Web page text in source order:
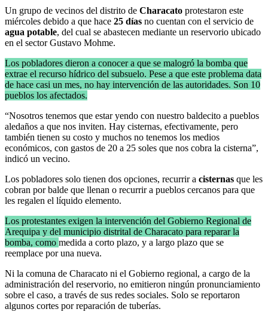
Un grupo de vecinos del distrito de Characato protestaron este
miércoles debido a que hace 25 días no cuentan con el servicio de
agua potable, del cual se abastecen mediante un reservorio ubicado
en el sector Gustavo Mohme.
Los pobladores dieron a conocer a que se malogró la bomba que
extrae el recurso hídrico del subsuelo. Pese a que este problema data
de hace casi un mes, no hay intervención de las autoridades. Son 10
pueblos los afectados.
“Nosotros tenemos que estar yendo con nuestro baldecito a pueblos
aledaños a que nos inviten. Hay cisternas, efectivamente, pero
también tienen su costo y muchos no tenemos los medios
económicos, con gastos de 20 a 25 soles que nos cobra la cisterna”,
indicó un vecino.
Los pobladores solo tienen dos opciones, recurrir a cisternas que les
cobran por balde que llenan o recurrir a pueblos cercanos para que
les regalen el líquido elemento.
Los protestantes exigen la intervención del Gobierno Regional de
Arequipa y del municipio distrital de Characato para reparar la
bomba, como medida a corto plazo, y a largo plazo que se
reemplace por una nueva.
Ni la comuna de Characato ni el Gobierno regional, a cargo de la
administración del reservorio, no emitieron ningún pronunciamiento
sobre el caso, a través de sus redes sociales. Solo se reportaron
algunos cortes por reparación de tuberías.